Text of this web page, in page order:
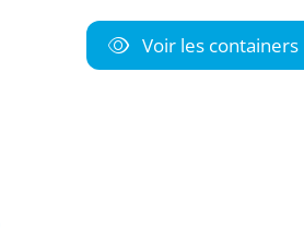
Voir les containers